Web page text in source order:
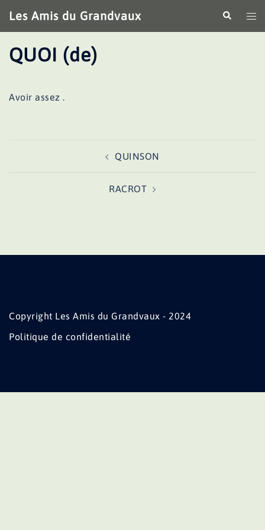
au
contenu
Les Amis du Grandvaux
le
QUOI (de)
Avoir assez .
QUINSON
RACROT
Copyright Les Amis du Grandvaux - 2024
Politique de confidentialité